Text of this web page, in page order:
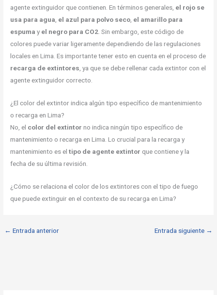
agente extinguidor que contienen. En términos generales, el rojo se
usa para agua, el azul para polvo seco, el amarillo para
espuma y el negro para CO2. Sin embargo, este código de
colores puede variar ligeramente dependiendo de las regulaciones
locales en Lima. Es importante tener esto en cuenta en el proceso de
recarga de extintores, ya que se debe rellenar cada extintor con el
agente extinguidor correcto.
¿El color del extintor indica algún tipo específico de mantenimiento
o recarga en Lima?
No, el color del extintor no indica ningún tipo específico de
mantenimiento o recarga en Lima. Lo crucial para la recarga y
mantenimiento es eltipo de agente extintor que contiene y la
fecha de su última revisión.
¿Cómo se relaciona el color de los extintores con el tipo de fuego
que puede extinguir en el contexto de su recarga en Lima?
← Entrada anterior Entrada siguiente →